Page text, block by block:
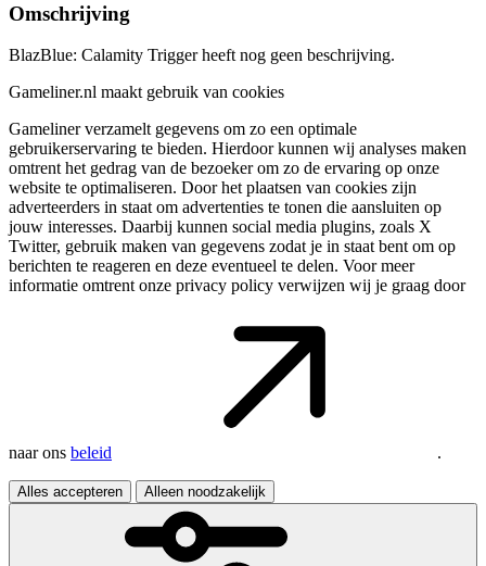
Omschrijving
BlazBlue: Calamity Trigger heeft nog geen beschrijving.
Gameliner.nl maakt gebruik van cookies
Gameliner verzamelt gegevens om zo een optimale
gebruikerservaring te bieden. Hierdoor kunnen wij analyses maken
omtrent het gedrag van de bezoeker om zo de ervaring op onze
website te optimaliseren. Door het plaatsen van cookies zijn
adverteerders in staat om advertenties te tonen die aansluiten op
jouw interesses. Daarbij kunnen social media plugins, zoals X
Twitter, gebruik maken van gegevens zodat je in staat bent om op
berichten te reageren en deze eventueel te delen. Voor meer
informatie omtrent onze privacy policy verwijzen wij je graag door
naar ons beleid .
Alles accepteren Alleen noodzakelijk